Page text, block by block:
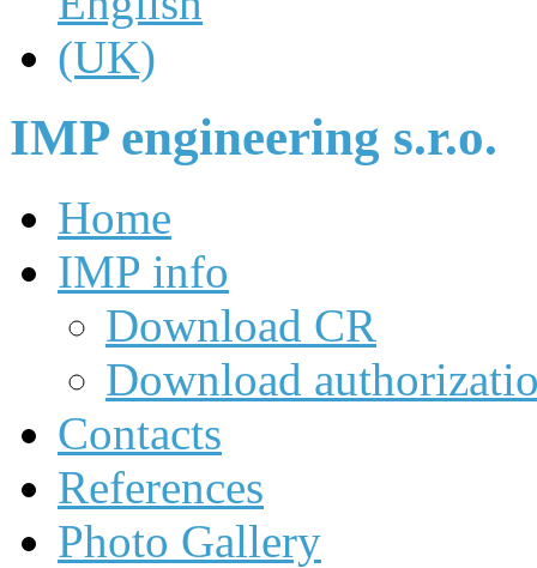
IMP engineering s.r.o.
Home
IMP info
Download CR
Download
Contacts
References
Photo Gallery